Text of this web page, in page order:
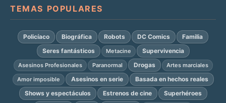
TEMAS POPULARES
Policíaco Biográfica Robots DC Comics
Familia
Seres fantásticos
Metacine Supervivencia
Asesinos Profesionales Paranormal Drogas
Artes marciales
Amor imposible
Asesinos en serie
Basada en hechos reales
Shows y espectáculos
Estrenos de cine
Superhéroes